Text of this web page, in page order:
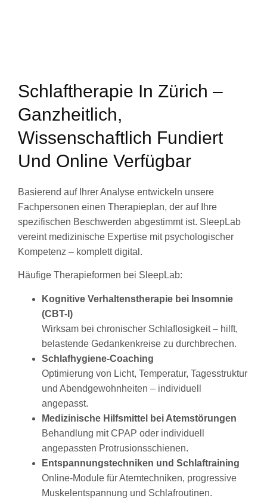
Schlaftherapie In Zürich –
Ganzheitlich,
Wissenschaftlich Fundiert
Und Online Verfügbar
Basierend auf Ihrer Analyse entwickeln unsere
Fachpersonen einen Therapieplan, der auf Ihre
spezifischen Beschwerden abgestimmt ist. SleepLab
vereint medizinische Expertise mit psychologischer
Kompetenz – komplett digital.
Häufige Therapieformen bei SleepLab:
Kognitive Verhaltenstherapie bei Insomnie
(CBT-I)
Wirksam bei chronischer Schlaflosigkeit – hilft,
belastende Gedankenkreise zu durchbrechen.
Schlafhygiene-Coaching
Optimierung von Licht, Temperatur, Tagesstruktur
und Abendgewohnheiten – individuell
angepasst.
Medizinische Hilfsmittel bei Atemstörungen
Behandlung mit CPAP oder individuell
angepassten Protrusionsschienen.
Entspannungstechniken und Schlaftraining
Online-Module für Atemtechniken, progressive
Muskelentspannung und Schlafroutinen.